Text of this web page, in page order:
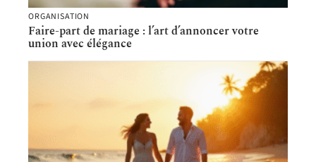
ORGANISATION
Faire-part de mariage : l’art d’annoncer votre
union avec élégance